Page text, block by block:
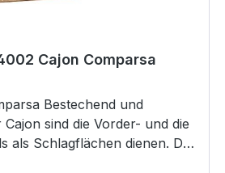
Korpus: SPL Maße ca.: 30
Cajon Comparsa
Bestechend und
sind die Vorder- und die
als Schlagflächen dienen. Die
machen es zum perfekten